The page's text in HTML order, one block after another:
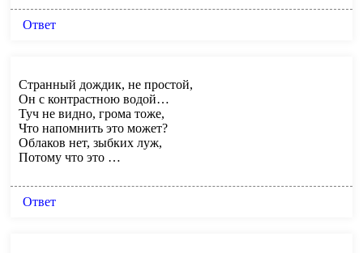
Ответ
Странный дождик, не простой,
Он с контрастною водой…
Туч не видно, грома тоже,
Что напомнить это может?
Облаков нет, зыбких луж,
Потому что это …
Ответ